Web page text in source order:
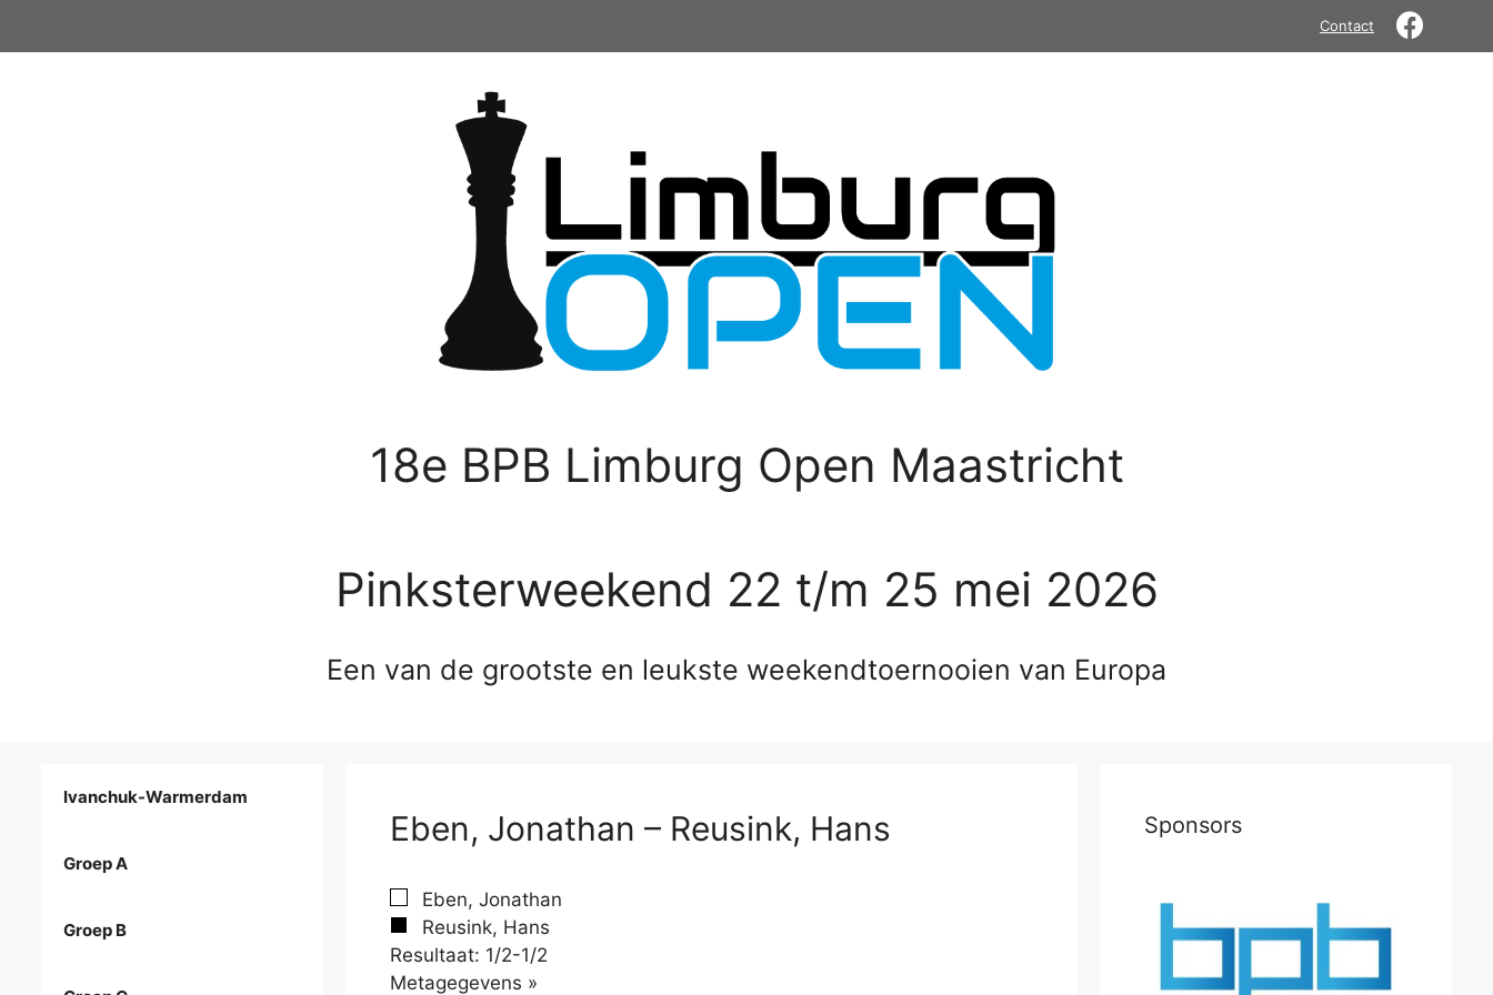
Contact
18e BPB Limburg Open Maastricht
Pinksterweekend 22 t/m 25 mei 2026
Een van de grootste en leukste weekendtoernooien van Europa
Eben, Jonathan – Reusink, Hans
Eben, Jonathan
Reusink, Hans
Resultaat: 1/2-1/2
Metagegevens »
Ivanchuk-Warmerdam
Groep A
Groep B
Sponsors